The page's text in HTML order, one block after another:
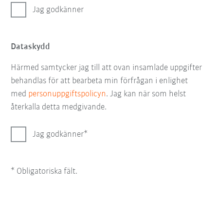
Jag godkänner
Dataskydd
Härmed samtycker jag till att ovan insamlade uppgifter
behandlas för att bearbeta min förfrågan i enlighet
med personuppgiftspolicyn. Jag kan när som helst
återkalla detta medgivande.
Jag godkänner
* Obligatoriska fält.